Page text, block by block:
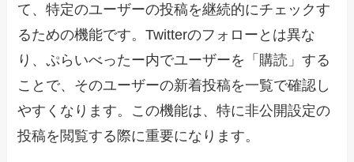
て、特定のユーザーの投稿を継続的にチェックす
るための機能です。Twitterのフォローとは異な
り、ぷらいべったー内でユーザーを「購読」する
ことで、そのユーザーの新着投稿を一覧で確認し
やすくなります。この機能は、特に非公開設定の
投稿を閲覧する際に重要になります。